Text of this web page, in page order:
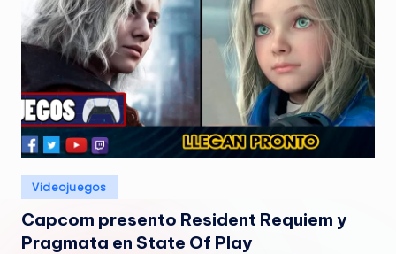
N
o
u
e
d
aPublicado
en
Videojuegos
Capcom presento Resident Requiem y
Pragmata en State Of Play